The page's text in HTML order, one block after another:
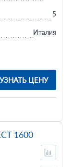
УЗНАТЬ ЦЕНУ
5
Италия
1600